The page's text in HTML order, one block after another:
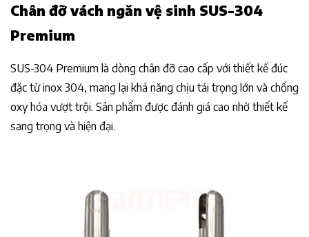
Chân đỡ vách ngăn vệ sinh SUS-304
Premium
SUS-304 Premium là dòng chân đỡ cao cấp với thiết kế đúc
đặc từ inox 304, mang lại khả năng chịu tải trọng lớn và chống
oxy hóa vượt trội. Sản phẩm được đánh giá cao nhờ thiết kế
sang trọng và hiện đại.